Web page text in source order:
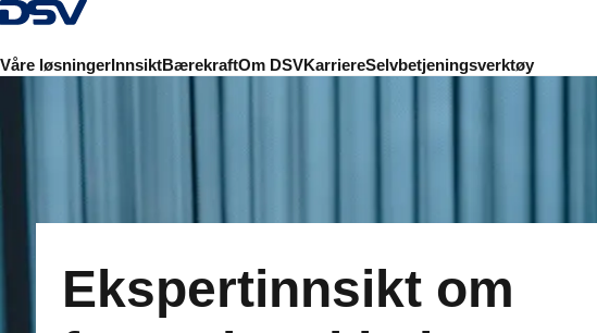
Tilbake til hjemmesiden
Våre løsningerInnsiktBærekraftOm DSVKarriereSelvbetjeningsverktøy
Ekspertinnsikt om